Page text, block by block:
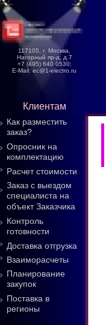
Как разместить
заказ?
Опросник на
комплектацию
Расчет стоимости
Заказ с выездом
специалиста на
объект Заказчика
Контроль
готовности
Доставка отгрузка
Взаиморасчеты
Планирование
закупок
Поставка в
регионы
117105, г. Москва,
Нагорный пр-д, д.7
+7 (495) 640 0530;
E-Mail: ec@1-electro.ru
Клиентам